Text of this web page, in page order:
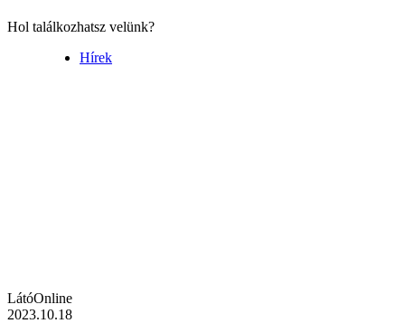
Hol találkozhatsz velünk?
Hírek
LátóOnline
2023.10.18